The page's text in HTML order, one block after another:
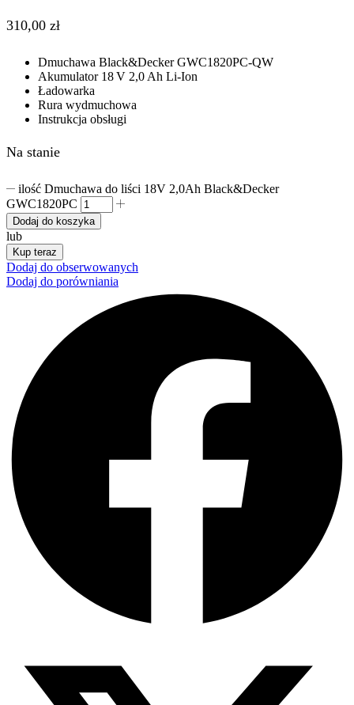
310,00 zł
Dmuchawa Black&Decker GWC1820PC‑QW
Akumulator 18 V 2,0 Ah Li‑Ion
Ładowarka
Rura wydmuchowa
Instrukcja obsługi
Na stanie
ilość Dmuchawa do liści 18V 2,0Ah Black&Decker
GWC1820PC
Dodaj do koszyka
lub
Kup teraz
Dodaj do obserwowanych
Dodaj do porówniania